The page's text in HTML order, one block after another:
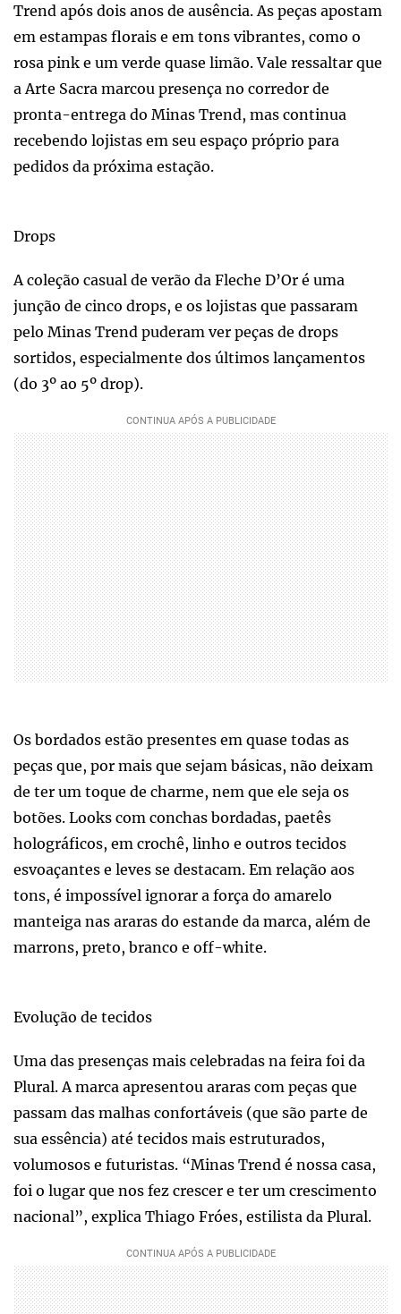
Trend após dois anos de ausência. As peças apostam
em estampas florais e em tons vibrantes, como o
rosa pink e um verde quase limão. Vale ressaltar que
a Arte Sacra marcou presença no corredor de
pronta-entrega do Minas Trend, mas continua
recebendo lojistas em seu espaço próprio para
pedidos da próxima estação.
Drops
A coleção casual de verão da Fleche D’Or é uma
junção de cinco drops, e os lojistas que passaram
pelo Minas Trend puderam ver peças de drops
sortidos, especialmente dos últimos lançamentos
(do 3º ao 5º drop).
Os bordados estão presentes em quase todas as
peças que, por mais que sejam básicas, não deixam
de ter um toque de charme, nem que ele seja os
botões. Looks com conchas bordadas, paetês
holográficos, em crochê, linho e outros tecidos
esvoaçantes e leves se destacam. Em relação aos
tons, é impossível ignorar a força do amarelo
manteiga nas araras do estande da marca, além de
marrons, preto, branco e off-white.
Evolução de tecidos
Uma das presenças mais celebradas na feira foi da
Plural. A marca apresentou araras com peças que
passam das malhas confortáveis (que são parte de
sua essência) até tecidos mais estruturados,
volumosos e futuristas. “Minas Trend é nossa casa,
foi o lugar que nos fez crescer e ter um crescimento
nacional”, explica Thiago Fróes, estilista da Plural.